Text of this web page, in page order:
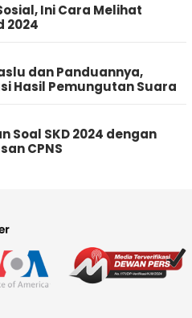
Ini Cara Melihat
2024
dan Panduannya,
Hasil Pemungutan Suara
Soal SKD 2024 dengan
CPNS